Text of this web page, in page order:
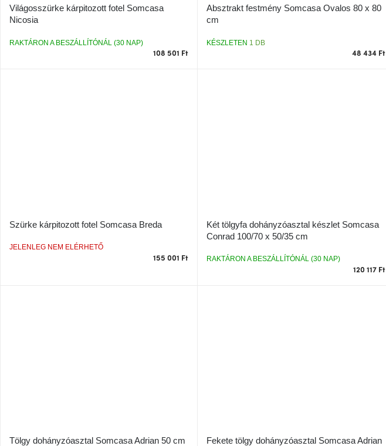
Világosszürke kárpitozott fotel Somcasa
Nicosia
RAKTÁRON A BESZÁLLÍTÓNÁL (30 NAP)
108 501 Ft
Absztrakt festmény Somcasa Ovalos 80 x 80
cm
KÉSZLETEN 1 DB
48 434 Ft
Szürke kárpitozott fotel Somcasa Breda
JELENLEG NEM ELÉRHETŐ
155 001 Ft
Két tölgyfa dohányzóasztal készlet Somcasa
Conrad 100/70 x 50/35 cm
RAKTÁRON A BESZÁLLÍTÓNÁL (30 NAP)
120 117 Ft
Tölgy dohányzóasztal Somcasa Adrian 50 cm
Fekete tölgy dohányzóasztal Somcasa Adrian